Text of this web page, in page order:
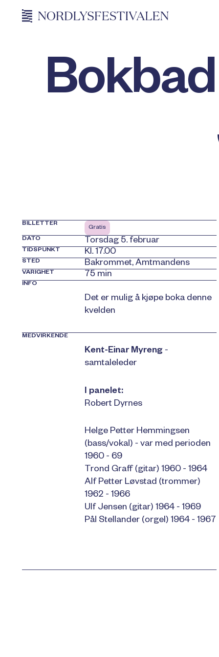
BILLETTER
Gratis
DATO
Torsdag 5. februar
TIDSPUNKT Kl. 17.00
STED Bakrommet, Amtmandens
VARIGHET 75 min
INFO
Det er mulig å kjøpe boka denne
kvelden
MEDVIRKENDE
Kent-Einar Myreng -
samtaleleder
I panelet:
Robert Dyrnes
Helge Petter Hemmingsen
(bass/vokal) - var med perioden
1960 - 69
Trond Graff (gitar) 1960 - 1964
Alf Petter Løvstad (trommer)
1962 - 1966
Ulf Jensen (gitar) 1964 - 1969
Pål Stellander (orgel) 1964 - 1967